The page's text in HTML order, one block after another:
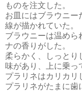
ものを注文した。
お皿にはブラウニー
線が描かれていた。
ブラウニーは温めら
ナの香りがした。
柔らかく、しっとり
味があり、上に乗っ
プラリネはカリカリ
プラリネがたまに歯